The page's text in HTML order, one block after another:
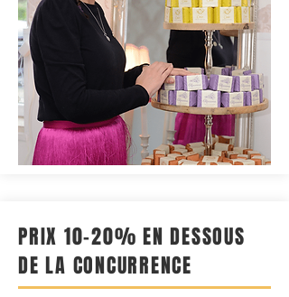
PRIX 10-20% EN DESSOUS
DE LA CONCURRENCE